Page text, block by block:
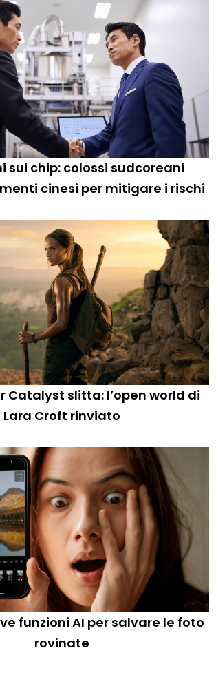
sui chip: colossi sudcoreani
cinesi per mitigare i rischi
Catalyst slitta: l’open world di
Lara Croft rinviato
funzioni AI per salvare le foto
rovinate